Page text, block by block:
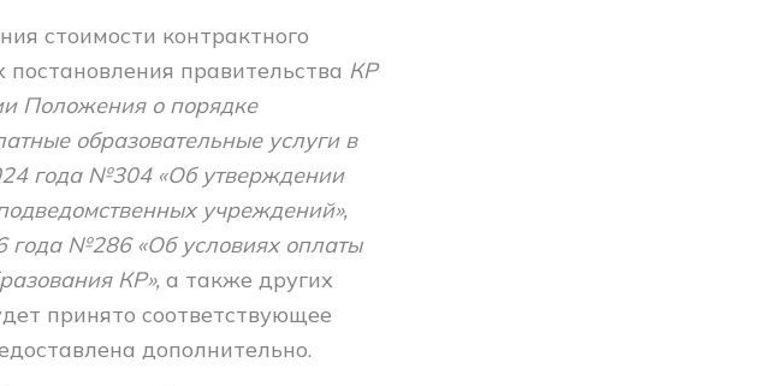
стоимости контрактного
правительства КР
Положения о порядке
образовательные услуги в
года №304 «Об утверждении
учреждений»,
года №286 «Об условиях оплаты
КР», а также других
принято соответствующее
дополнительно.